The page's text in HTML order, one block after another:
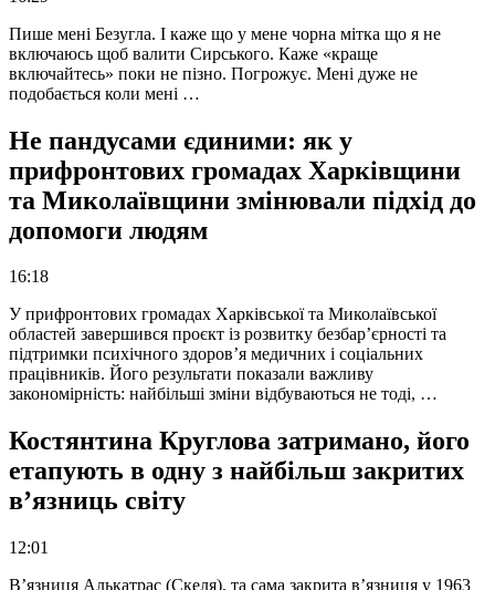
Пише мені Безугла. І каже що у мене чорна мітка що я не
включаюсь щоб валити Сирського. Каже «краще
включайтесь» поки не пізно. Погрожує. Мені дуже не
подобається коли мені …
Не пандусами єдиними: як у
прифронтових громадах Харківщини
та Миколаївщини змінювали підхід до
допомоги людям
16:18
У прифронтових громадах Харківської та Миколаївської
областей завершився проєкт із розвитку безбар’єрності та
підтримки психічного здоров’я медичних і соціальних
працівників. Його результати показали важливу
закономірність: найбільші зміни відбуваються не тоді, …
Костянтина Круглова затримано, його
етапують в одну з найбільш закритих
в’язниць світу
12:01
В’язниця Алькатрас (Скеля), та сама закрита в’язниця у 1963